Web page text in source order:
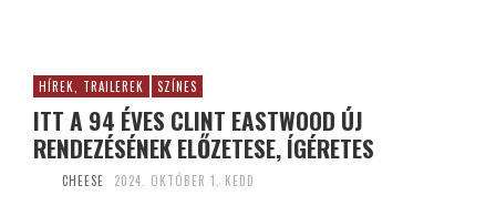
HÍREK, TRAILEREK SZÍNES
ITT A 94 ÉVES CLINT EASTWOOD ÚJ
RENDEZÉSÉNEK ELŐZETESE, ÍGÉRETES
CHEESE 2024. OKTÓBER 1. KEDD